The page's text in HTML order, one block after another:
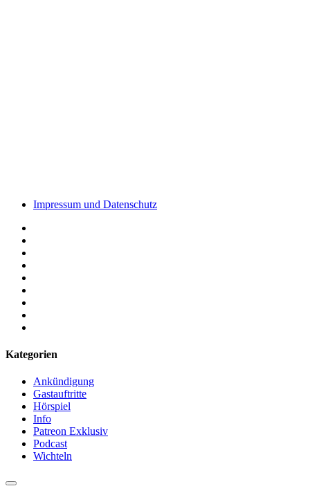
Impressum und Datenschutz
Kategorien
Ankündigung
Gastauftritte
Hörspiel
Info
Patreon Exklusiv
Podcast
Wichteln